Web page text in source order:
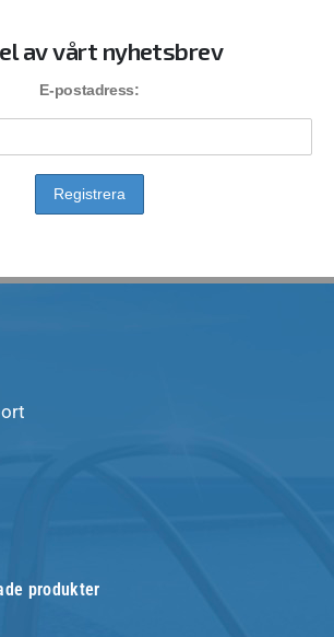
av vårt nyhetsbrev
E-postadress:
produkter